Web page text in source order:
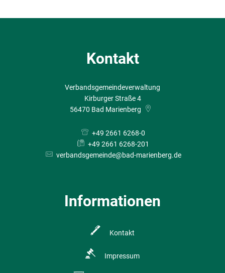
Kontakt
Verbandsgemeindeverwaltung
Kirburger Straße 4
56470 Bad Marienberg
+49 2661 6268-0
+49 2661 6268-201
verbandsgemeinde@bad-marienberg.de
Informationen
Kontakt
Impressum